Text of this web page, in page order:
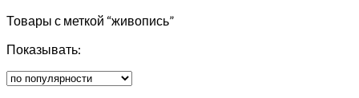
Товары с меткой “живопись”
Показывать: